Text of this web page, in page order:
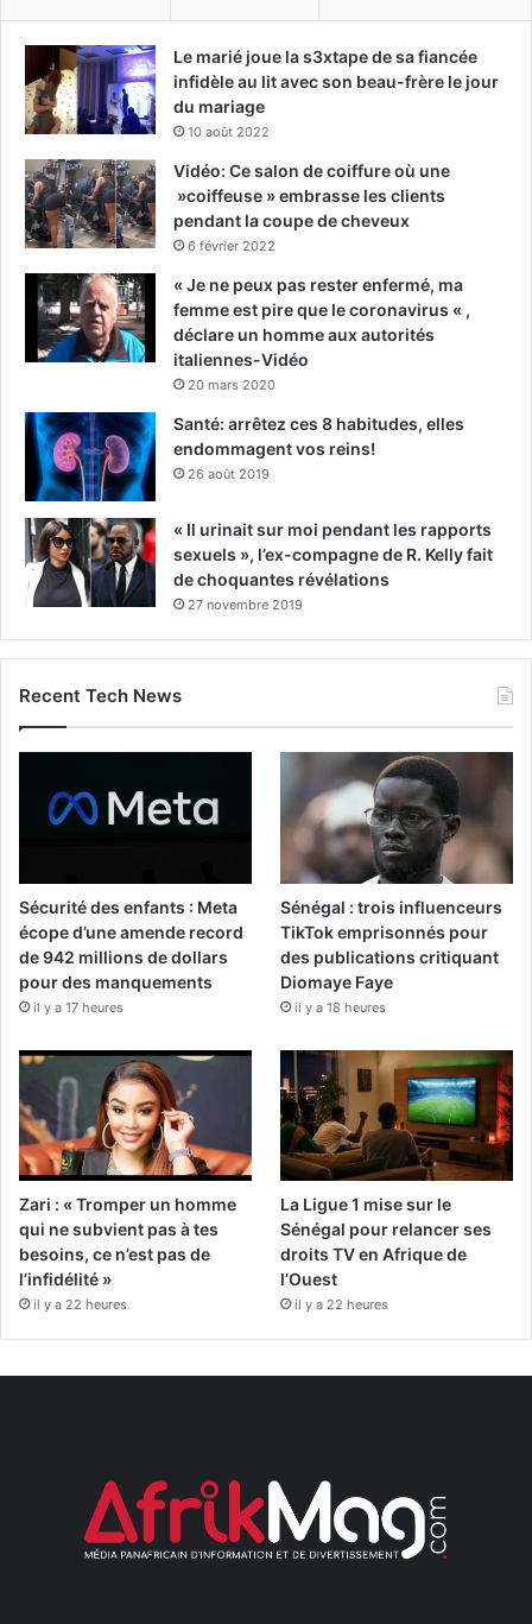
Le marié joue la s3xtape de sa fiancée
infidèle au lit avec son beau-frère le jour
du mariage
10 août 2022
Vidéo: Ce salon de coiffure où une
»coiffeuse » embrasse les clients
pendant la coupe de cheveux
6 février 2022
« Je ne peux pas rester enfermé, ma
femme est pire que le coronavirus « ,
déclare un homme aux autorités
italiennes-Vidéo
20 mars 2020
Santé: arrêtez ces 8 habitudes, elles
endommagent vos reins!
26 août 2019
« Il urinait sur moi pendant les rapports
sexuels », l’ex-compagne de R. Kelly fait
de choquantes révélations
27 novembre 2019
Recent Tech News
Sécurité des enfants : Meta
écope d’une amende record
de 942 millions de dollars
pour des manquements
il y a 17 heures
Sénégal : trois influenceurs
TikTok emprisonnés pour
des publications critiquant
Diomaye Faye
il y a 18 heures
Zari : « Tromper un homme
qui ne subvient pas à tes
besoins, ce n’est pas de
l’infidélité »
il y a 22 heures
La Ligue 1 mise sur le
Sénégal pour relancer ses
droits TV en Afrique de
l’Ouest
il y a 22 heures